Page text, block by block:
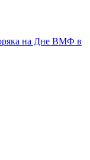
на Дне ВМФ в